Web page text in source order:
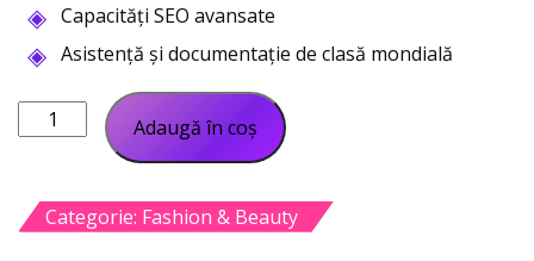
Capacități SEO avansate
Asistență și documentație de clasă mondială
Cantitate
Machiaj
stilist
personal
Adaugă în coș
Categorie: Fashion & Beauty